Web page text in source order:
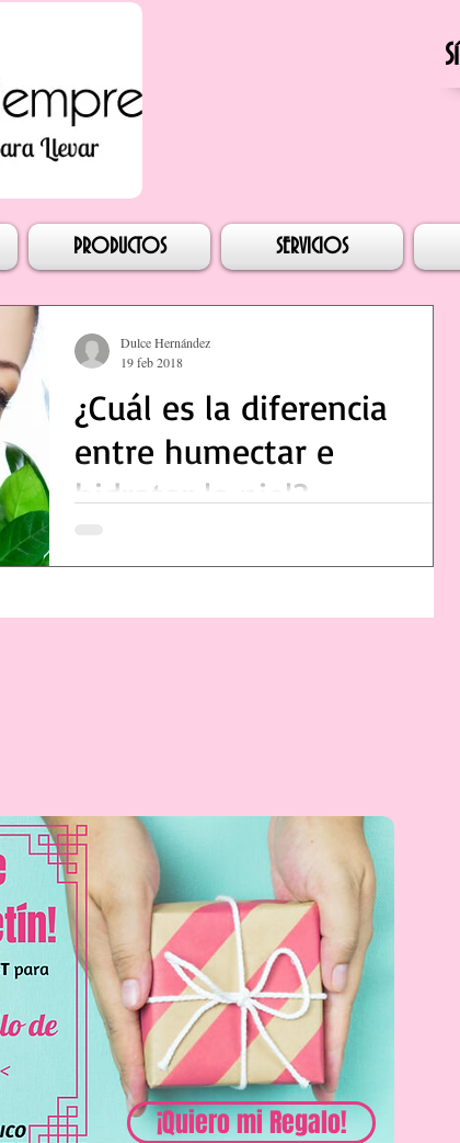
PRODUCTOS SERVICIOS
¿Cuál es la diferencia
entre humectar e
hidratar la piel?
Dulce Hernández
19 feb 2018
¡Quiero mi Regalo!